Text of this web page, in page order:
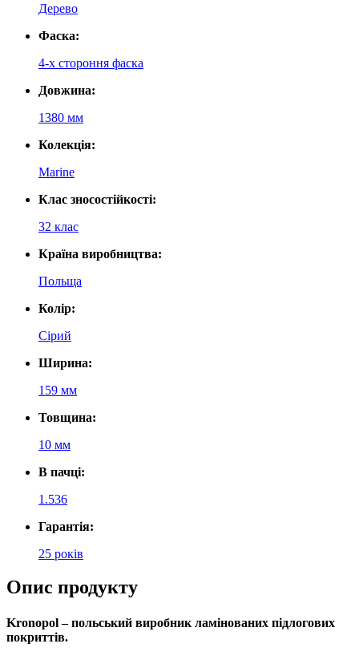
Дерево
Фаска:
4-х стороння фаска
Довжина:
1380 мм
Колекція:
Marine
Клас зносостійкості:
32 клас
Країна виробництва:
Польща
Колір:
Сірий
Ширина:
159 мм
Товщина:
10 мм
В пачці:
1.536
Гарантія:
25 років
Опис продукту
Kronopol– польський виробник ламінованих підлогових
покриттів.